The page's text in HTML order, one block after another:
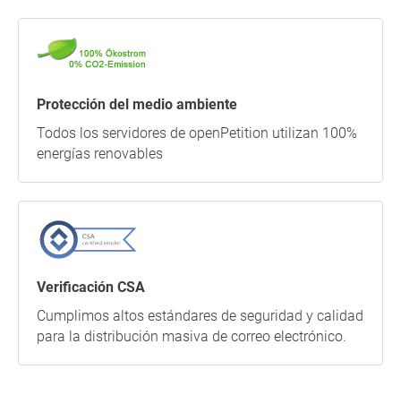
Protección del medio ambiente
Todos los servidores de openPetition utilizan 100%
energías renovables
Verificación CSA
Cumplimos altos estándares de seguridad y calidad
para la distribución masiva de correo electrónico.